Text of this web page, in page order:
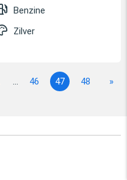
Benzine
Zilver
... 46 47 48 »